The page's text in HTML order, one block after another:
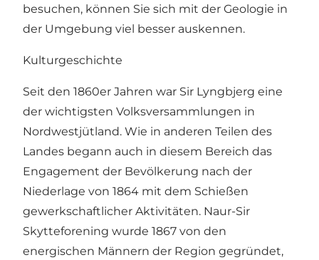
besuchen, können Sie sich mit der Geologie in
der Umgebung viel besser auskennen.
Kulturgeschichte
Seit den 1860er Jahren war Sir Lyngbjerg eine
der wichtigsten Volksversammlungen in
Nordwestjütland. Wie in anderen Teilen des
Landes begann auch in diesem Bereich das
Engagement der Bevölkerung nach der
Niederlage von 1864 mit dem Schießen
gewerkschaftlicher Aktivitäten. Naur-Sir
Skytteforening wurde 1867 von den
energischen Männern der Region gegründet,